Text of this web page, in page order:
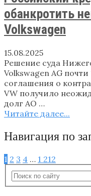
обанкротить
Volkswagen
15.08.2025
Решение суда
Volkswagen AG
соглашения о
VW получило
долг АО …
Читайте далее...
Навигация по
1 2 3 4 … 1 212